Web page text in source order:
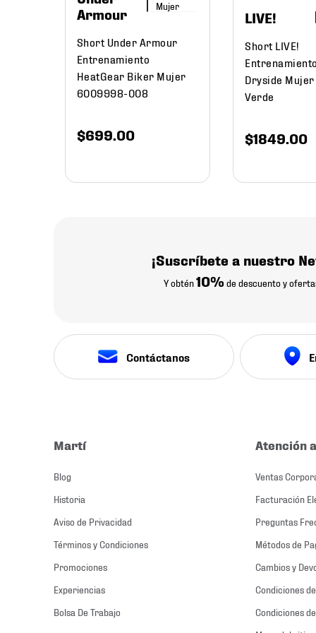
Armour
Mujer
Short Under Armour
Entrenamiento
HeatGear Biker Mujer
6009998-008
$699.00
LIVE!
Short LIVE!
Dryside
Verde
$1849.00
¡Suscríbete a nuestro
Y obtén10% de descuento y
Contáctanos
Martí
Blog
Historia
Aviso de Privacidad
Términos y Condiciones
Promociones
Experiencias
Bolsa De Trabajo
Atención
Ventas
Facturación
Preguntas
Métodos de
Cambios y
Condiciones
Condiciones